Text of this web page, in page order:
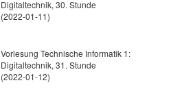
Digitaltechnik, 30. Stunde
(2022-01-11)
Vorlesung Technische Informatik 1:
Digitaltechnik, 31. Stunde
(2022-01-12)